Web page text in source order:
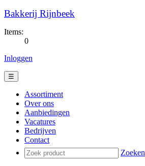
Bakkerij Rijnbeek
Items:
0
Inloggen
☰
Assortiment
Over ons
Aanbiedingen
Vacatures
Bedrijven
Contact
Zoeken